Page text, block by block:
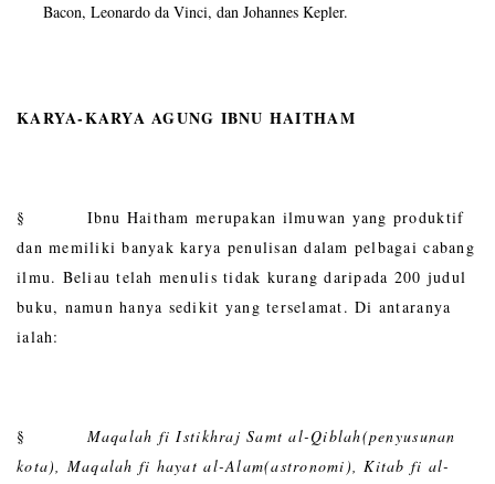
Bacon, Leonardo da Vinci, dan Johannes Kepler.
KARYA-KARYA AGUNG IBNU HAITHAM
§ Ibnu Haitham merupakan ilmuwan yang produktif
dan memiliki banyak karya penulisan dalam pelbagai cabang
ilmu. Beliau telah menulis tidak kurang daripada 200 judul
buku, namun hanya sedikit yang terselamat. Di antaranya
ialah:
§ Maqalah fi Istikhraj Samt al-Qiblah(penyusunan
kota), Maqalah fi hayat al-Alam(astronomi), Kitab fi al-